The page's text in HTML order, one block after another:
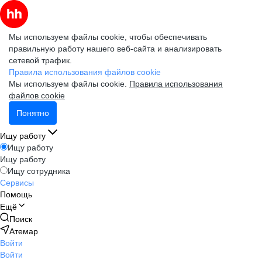
Мы используем файлы cookie, чтобы обеспечивать
правильную работу нашего веб-сайта и анализировать
сетевой трафик.
Правила использования файлов cookie
Мы используем файлы cookie. Правила использования
файлов cookie
Понятно
Ищу работу
Ищу работу
Ищу работу
Ищу сотрудника
Сервисы
Помощь
Ещё
Поиск
Атемар
Войти
Войти